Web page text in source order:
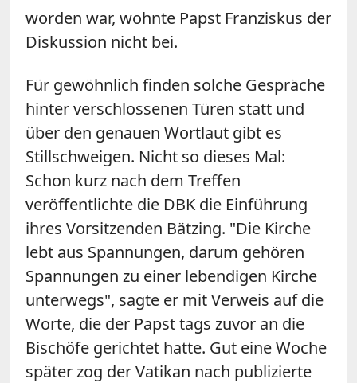
worden war, wohnte Papst Franziskus der
Diskussion nicht bei.
Für gewöhnlich finden solche Gespräche
hinter verschlossenen Türen statt und
über den genauen Wortlaut gibt es
Stillschweigen. Nicht so dieses Mal:
Schon kurz nach dem Treffen
veröffentlichte die DBK die Einführung
ihres Vorsitzenden Bätzing. "Die Kirche
lebt aus Spannungen, darum gehören
Spannungen zu einer lebendigen Kirche
unterwegs", sagte er mit Verweis auf die
Worte, die der Papst tags zuvor an die
Bischöfe gerichtet hatte. Gut eine Woche
später zog der Vatikan nach publizierte